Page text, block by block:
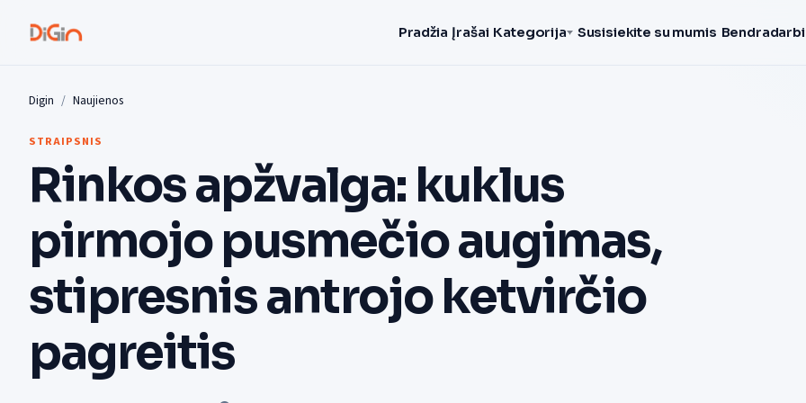
Pradžia Įrašai Kategorija Susisiekite su mumis
Digin Naujienos
STRAIPSNIS
Rinkos apžvalga: kuklus
pirmojo pusmečio augimas,
stipresnis antrojo ketvirčio
pagreitis